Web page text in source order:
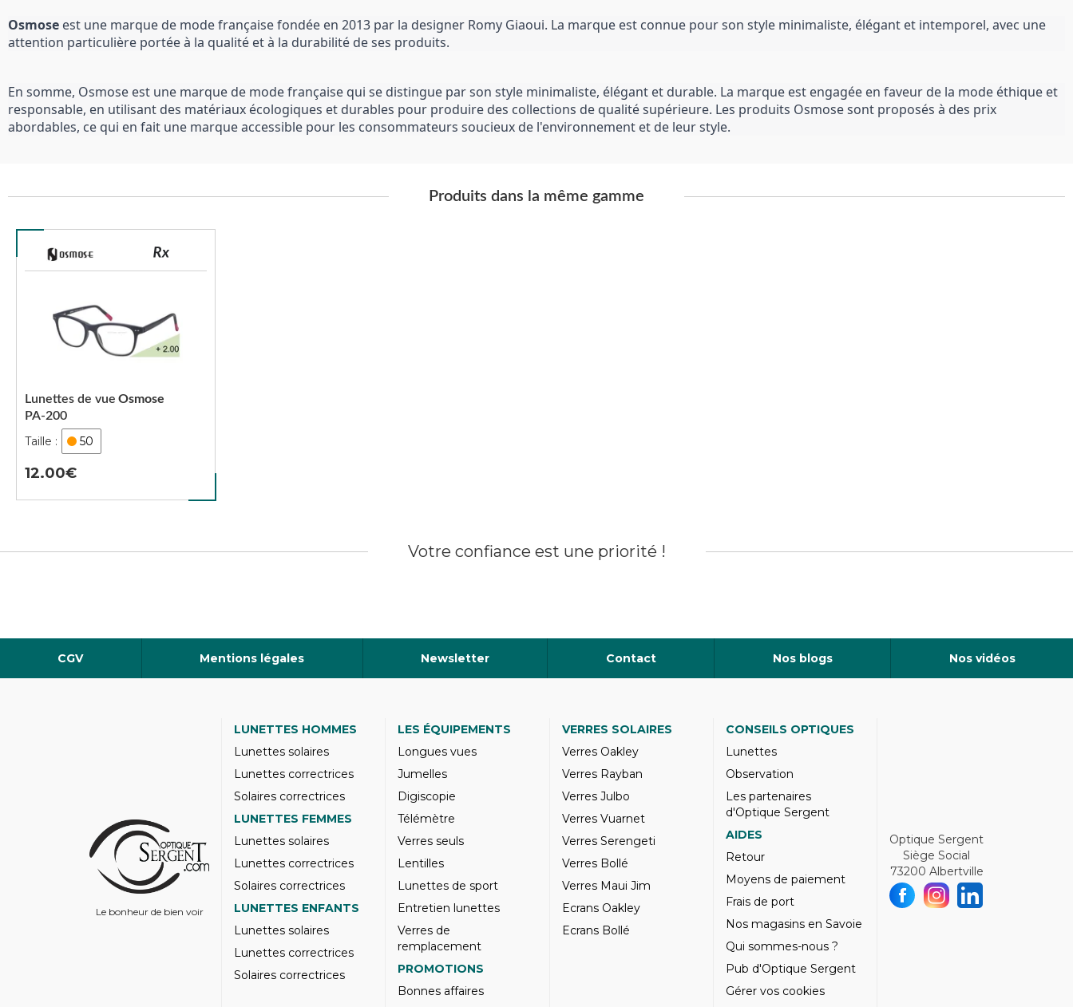
Osmose est une marque de mode française fondée en 2013 par la designer Romy Giaoui. La marque est connue pour son style minimaliste, élégant et intemporel, avec une
attention particulière portée à la qualité et à la durabilité de ses produits.
En somme, Osmose est une marque de mode française qui se distingue par son style minimaliste, élégant et durable. La marque est engagée en faveur de la mode éthique et
responsable, en utilisant des matériaux écologiques et durables pour produire des collections de qualité supérieure. Les produits Osmose sont proposés à des prix
abordables, ce qui en fait une marque accessible pour les consommateurs soucieux de l'environnement et de leur style.
Produits dans la même gamme
PA-200
Lunettes de vue Osmose
50
12.00
Votre confiance est une priorité !
CGV Mentions légales Newsletter Contact Nos blogs Nos vidéos
Le bonheur de bien voir
LUNETTES HOMMES
Lunettes solaires
Lunettes correctrices
Solaires correctrices
LUNETTES FEMMES
Lunettes solaires
Lunettes correctrices
Solaires correctrices
LUNETTES ENFANTS
Lunettes solaires
Lunettes correctrices
Solaires correctrices
LES ÉQUIPEMENTS
Longues vues
Jumelles
Digiscopie
Télémètre
Verres seuls
Lentilles
Lunettes de sport
Entretien lunettes
Verres de
remplacement
PROMOTIONS
Bonnes affaires
VERRES SOLAIRES
Verres Oakley
Verres Rayban
Verres Julbo
Verres Vuarnet
Verres Serengeti
Verres Bollé
Verres Maui Jim
Ecrans Oakley
Ecrans Bollé
CONSEILS OPTIQUES
Lunettes
Observation
Les partenaires
d'Optique Sergent
AIDES
Retour
Moyens de paiement
Frais de port
Nos magasins en Savoie
Qui sommes-nous ?
Pub d'Optique Sergent
Gérer vos cookies
Optique Sergent
Siège Social
73200 Albertville